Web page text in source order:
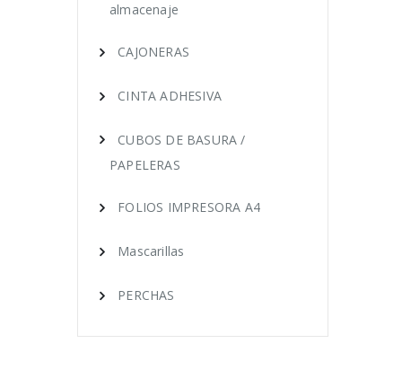
almacenaje
CAJONERAS
CINTA ADHESIVA
CUBOS DE BASURA /
PAPELERAS
FOLIOS IMPRESORA A4
Mascarillas
PERCHAS